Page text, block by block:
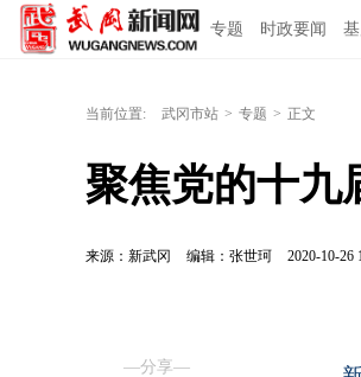
专题 时政要闻
当前位置: 武冈市站 > 专题 > 正文
聚焦党的十九
来源：新武冈 编辑：张世珂 2020-10-26
—分享—